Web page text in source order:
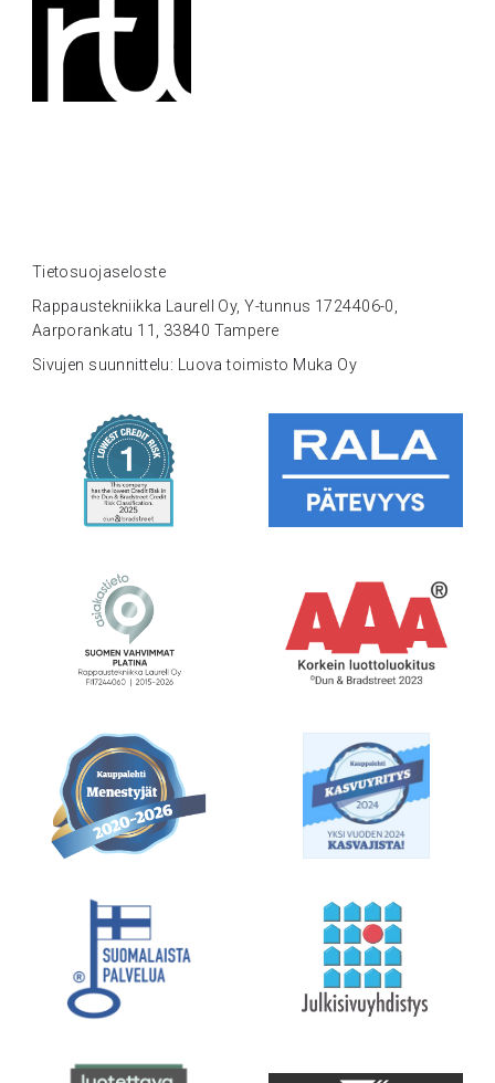
Tietosuojaseloste
Rappaustekniikka Laurell Oy, Y-tunnus 1724406-0,
Aarporankatu 11, 33840 Tampere
Sivujen suunnittelu: Luova toimisto Muka Oy